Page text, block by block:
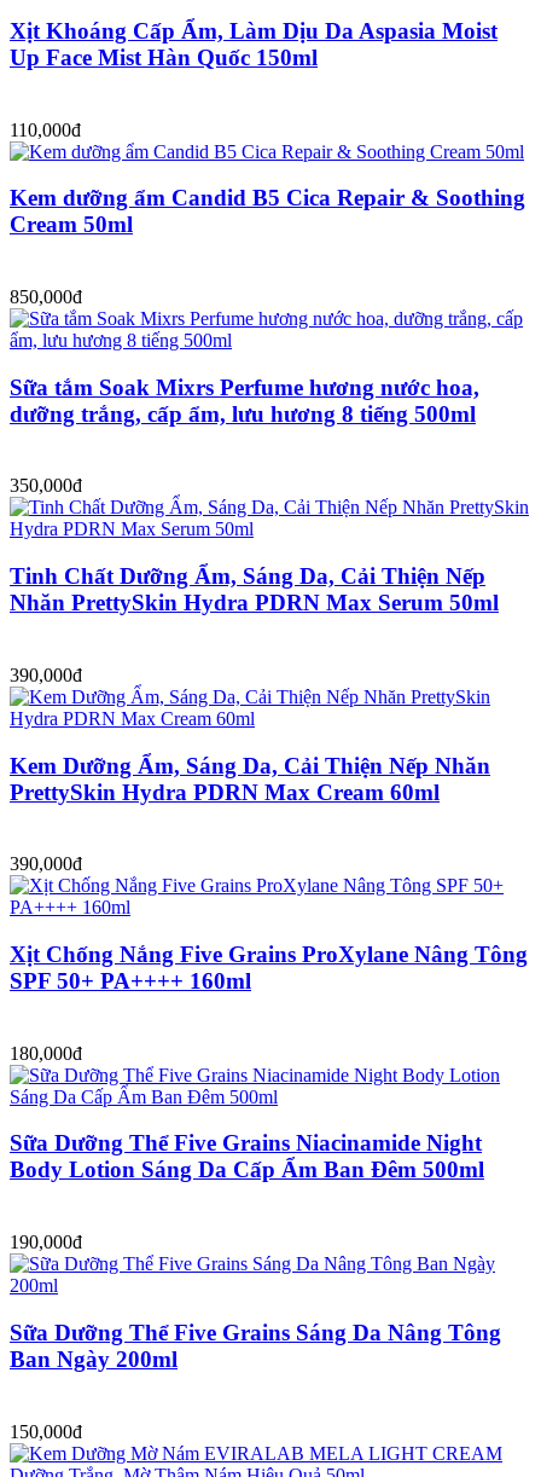
Xịt Khoáng Cấp Ẩm, Làm Dịu Da Aspasia Moist
Up Face Mist Hàn Quốc 150ml
110,000đ
Kem dưỡng ẩm Candid B5 Cica Repair & Soothing
Cream 50ml
850,000đ
Sữa tắm Soak Mixrs Perfume hương nước hoa,
dưỡng trắng, cấp ẩm, lưu hương 8 tiếng 500ml
350,000đ
Tinh Chất Dưỡng Ẩm, Sáng Da, Cải Thiện Nếp
Nhăn PrettySkin Hydra PDRN Max Serum 50ml
390,000đ
Kem Dưỡng Ẩm, Sáng Da, Cải Thiện Nếp Nhăn
PrettySkin Hydra PDRN Max Cream 60ml
390,000đ
Xịt Chống Nắng Five Grains ProXylane Nâng Tông
SPF 50+ PA++++ 160ml
180,000đ
Sữa Dưỡng Thể Five Grains Niacinamide Night
Body Lotion Sáng Da Cấp Ẩm Ban Đêm 500ml
190,000đ
Sữa Dưỡng Thể Five Grains Sáng Da Nâng Tông
Ban Ngày 200ml
150,000đ